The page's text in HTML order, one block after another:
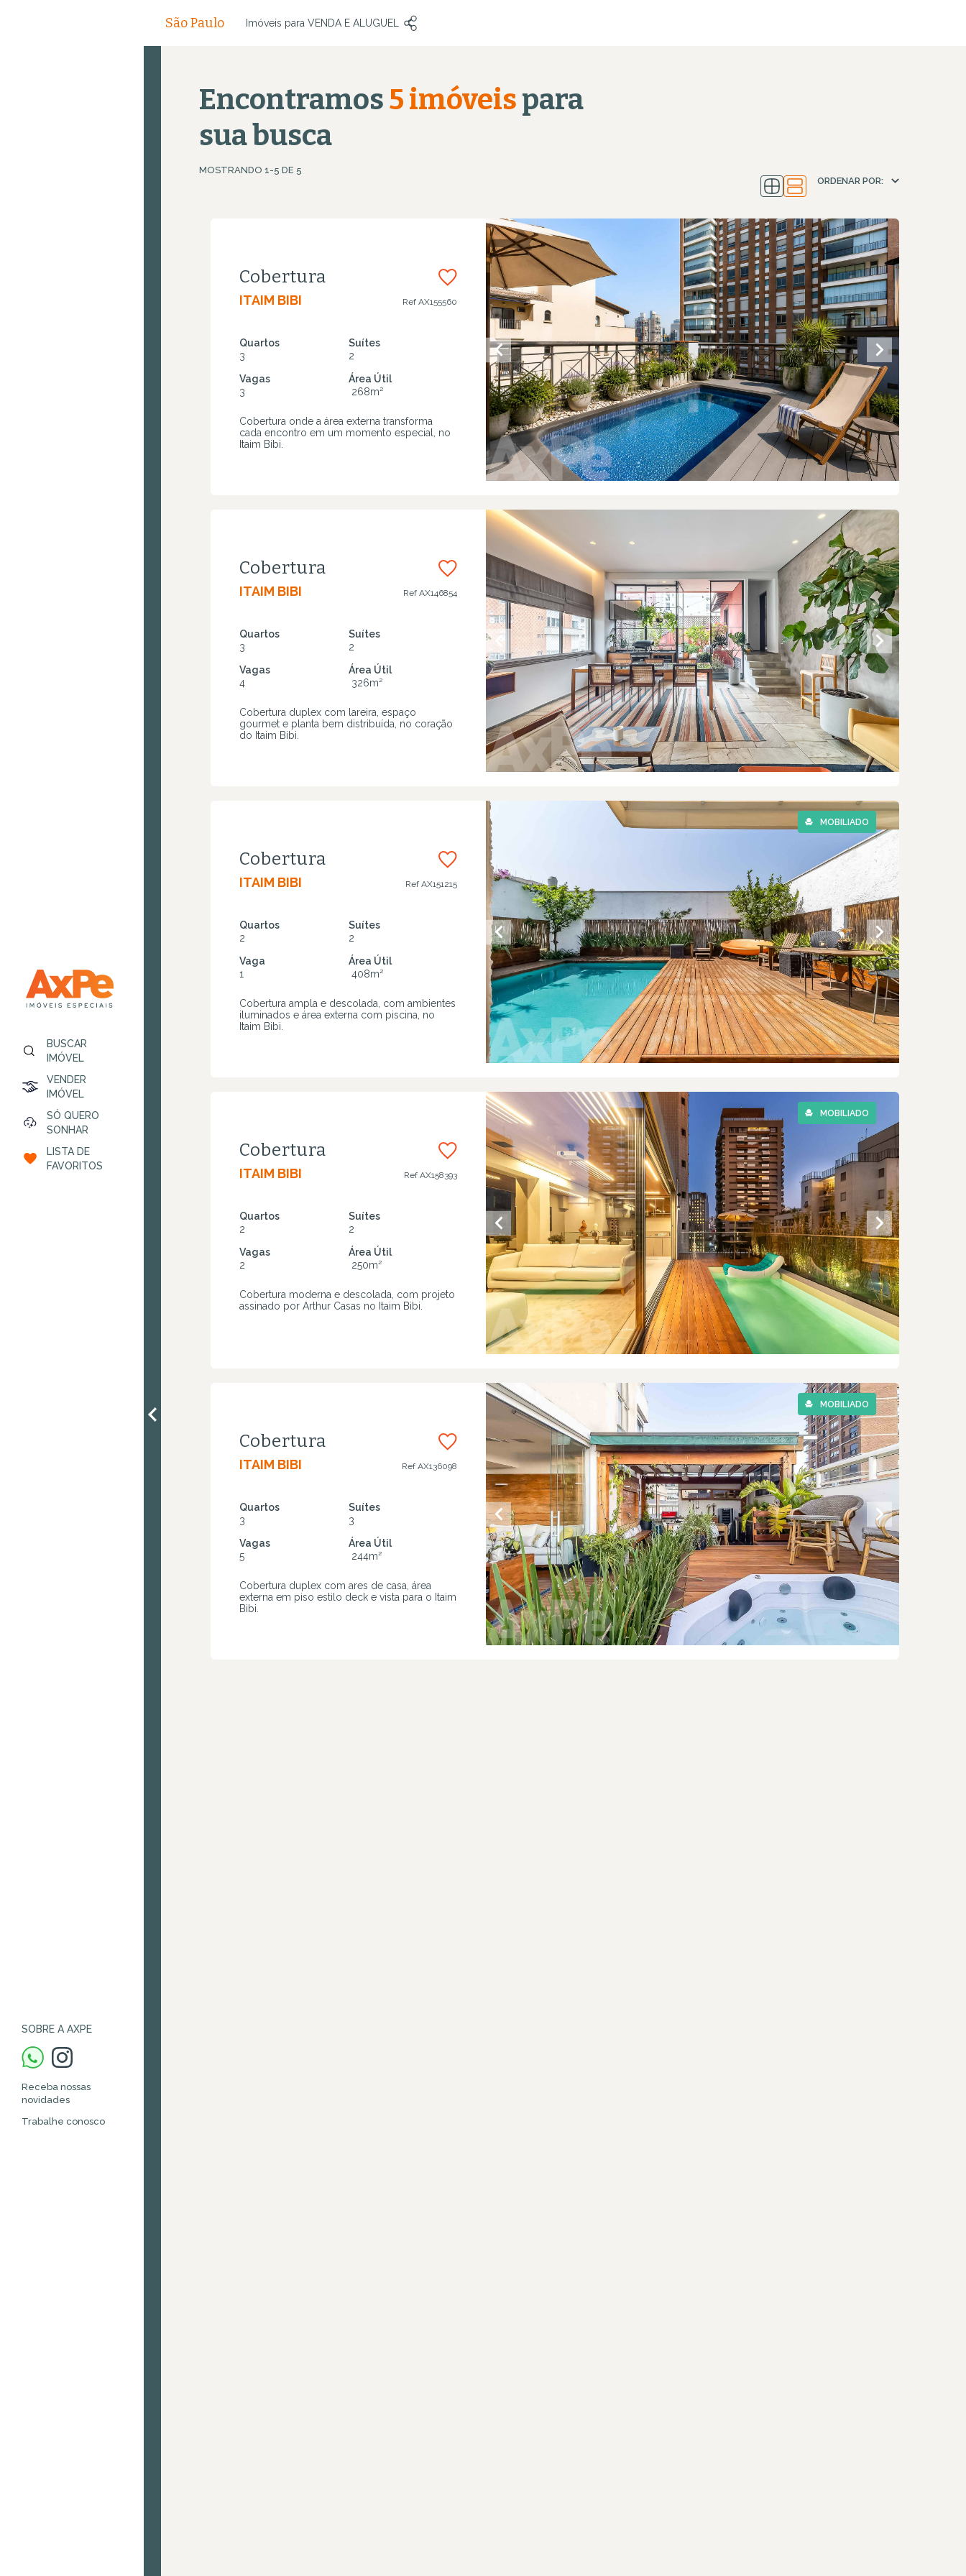
BUSCAR
IMÓVEL
VENDER
IMÓVEL
SÓ QUERO
SONHAR
LISTA DE
FAVORITOS
SOBRE A AXPE
Receba nossas
novidades
Trabalhe conosco
São Paulo Imóveis para VENDA E ALUGUEL
Encontramos5imóveispara
sua busca
MOSTRANDO 1-5 DE 5
ORDENAR POR:
Cobertura
ITAIM BIBI RefAX155560
Quartos
3
Suítes
2
Vagas
3
Área Útil
268m²
Cobertura onde a área externa transforma
cada encontro em um momento especial, no
Itaim Bibi.
Cobertura
ITAIM BIBI RefAX146854
Quartos
3
Suítes
2
Vagas
4
Área Útil
326m²
Cobertura duplex com lareira, espaço
gourmet e planta bem distribuída, no coração
do Itaim Bibi.
Cobertura
ITAIM BIBI RefAX151215
MOBILIADO
Quartos
2
Suítes
2
Vaga
1
Área Útil
408m²
Cobertura ampla e descolada, com ambientes
iluminados e área externa com piscina, no
Itaim Bibi.
Cobertura
ITAIM BIBI RefAX158393
MOBILIADO
Quartos
2
Suítes
2
Vagas
2
Área Útil
250m²
Cobertura moderna e descolada, com projeto
assinado por Arthur Casas no Itaim Bibi.
Cobertura
ITAIM BIBI RefAX136098
MOBILIADO
Quartos
3
Suítes
3
Vagas
5
Área Útil
244m²
Cobertura duplex com ares de casa, área
externa em piso estilo deck e vista para o Itaim
Bibi.